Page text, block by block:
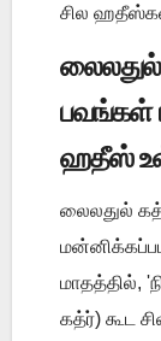
சில
லைலதுல்
பவங்கள்
ஹதீஸ்
லைலதுல்
மாதத்தில்,
கத்ர்) கூட